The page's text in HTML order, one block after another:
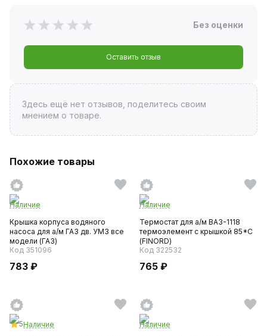
Без оценки
Оставить отзыв
Здесь ещё нет отзывов, поделитесь своим
мнением о товаре.
Похожие товары
Наличие
Крышка корпуса водяного
насоса для а/м ГАЗ дв. УМЗ все
модели (ГАЗ)
Код 351096
783 ₽
Наличие
Термостат для а/м ВАЗ-1118
термоэлемент с крышкой 85*С
(FINORD)
Код 322532
765 ₽
5Наличие
Наличие